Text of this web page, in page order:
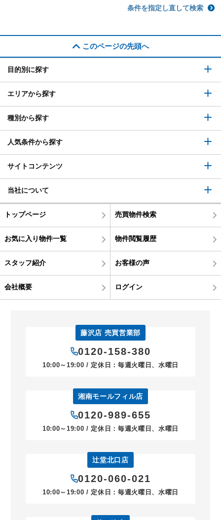
条件を指定し直して検索
このページの先頭へ
目的別に探す
エリアから探す
種別から探す
人気条件から探す
サイトコンテンツ
当社について
トップページ 売買物件検索
お気に入り物件一覧 物件閲覧履歴
スタッフ紹介 お客様の声
会社概要 ログイン
藤沢店 売買営業部
0120-158-380
10:00～19:00 / 定休日：毎週火曜日、水曜日
湘南モールフィル店
0120-989-655
10:00～19:00 / 定休日：毎週火曜日、水曜日
辻堂北口店
0120-060-021
10:00～19:00 / 定休日：毎週火曜日、水曜日